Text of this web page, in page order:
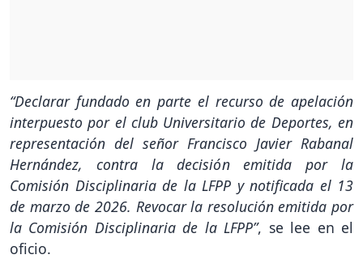
“Declarar fundado en parte el recurso de apelación
interpuesto por el club Universitario de Deportes, en
representación del señor Francisco Javier Rabanal
Hernández, contra la decisión emitida por la
Comisión Disciplinaria de la LFPP y notificada el 13
de marzo de 2026. Revocar la resolución emitida por
la Comisión Disciplinaria de la LFPP”, se lee en el
oficio.